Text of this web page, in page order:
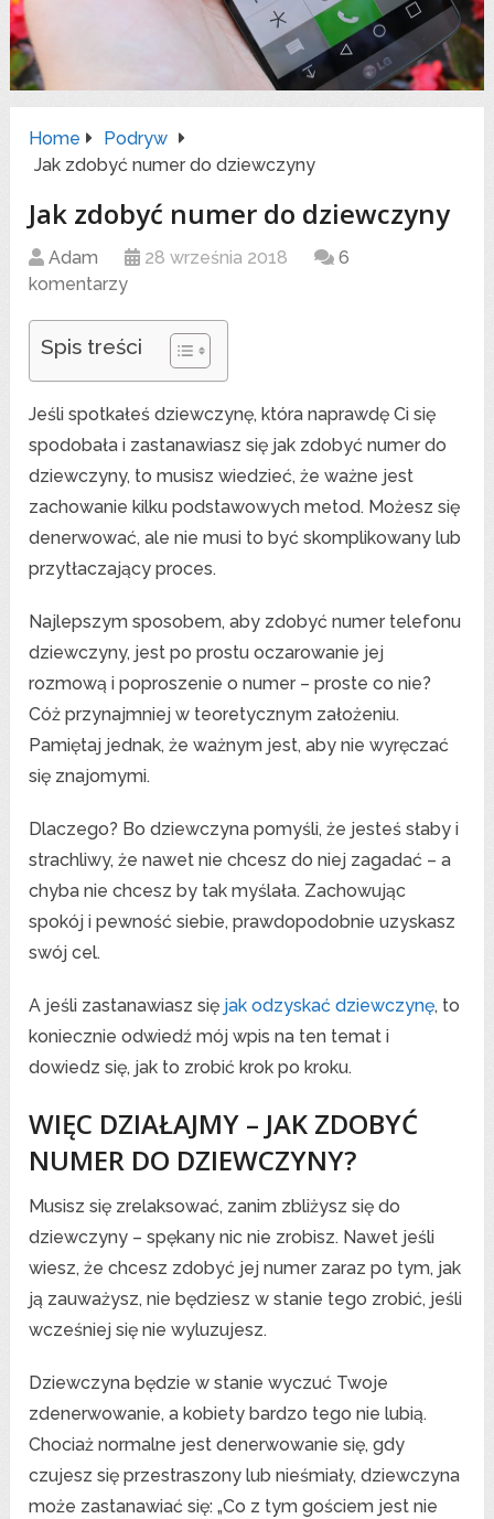
Home
Podryw
Jak zdobyć numer do dziewczyny
Jak zdobyć numer do dziewczyny
Adam 28 września 2018
6
komentarzy
Spis treści
Jeśli spotkałeś dziewczynę, która naprawdę Ci się
spodobała i zastanawiasz się jak zdobyć numer do
dziewczyny, to musisz wiedzieć, że ważne jest
zachowanie kilku podstawowych metod. Możesz się
denerwować, ale nie musi to być skomplikowany lub
przytłaczający proces.
Najlepszym sposobem, aby zdobyć numer telefonu
dziewczyny, jest po prostu oczarowanie jej
rozmową i poproszenie o numer – proste co nie?
Cóż przynajmniej w teoretycznym założeniu.
Pamiętaj jednak, że ważnym jest, aby nie wyręczać
się znajomymi.
Dlaczego? Bo dziewczyna pomyśli, że jesteś słaby i
strachliwy, że nawet nie chcesz do niej zagadać – a
chyba nie chcesz by tak myślała. Zachowując
spokój i pewność siebie, prawdopodobnie uzyskasz
swój cel.
A jeśli zastanawiasz się jak odzyskać dziewczynę, to
koniecznie odwiedź mój wpis na ten temat i
dowiedz się, jak to zrobić krok po kroku.
WIĘC DZIAŁAJMY – JAK ZDOBYĆ
NUMER DO DZIEWCZYNY?
Musisz się zrelaksować, zanim zbliżysz się do
dziewczyny – spękany nic nie zrobisz. Nawet jeśli
wiesz, że chcesz zdobyć jej numer zaraz po tym, jak
ją zauważysz, nie będziesz w stanie tego zrobić, jeśli
wcześniej się nie wyluzujesz.
Dziewczyna będzie w stanie wyczuć Twoje
zdenerwowanie, a kobiety bardzo tego nie lubią.
Chociaż normalne jest denerwowanie się, gdy
czujesz się przestraszony lub nieśmiały, dziewczyna
może zastanawiać się: „Co z tym gościem jest nie